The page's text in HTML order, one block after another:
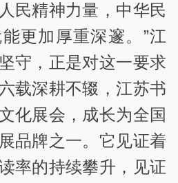
民精神力量，中华民
更加厚重深邃。”江
守，正是对这一要求
载深耕不辍，江苏书
化展会，成长为全国
品牌之一。它见证着
率的持续攀升，见证